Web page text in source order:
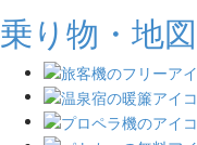
乗り物・地図